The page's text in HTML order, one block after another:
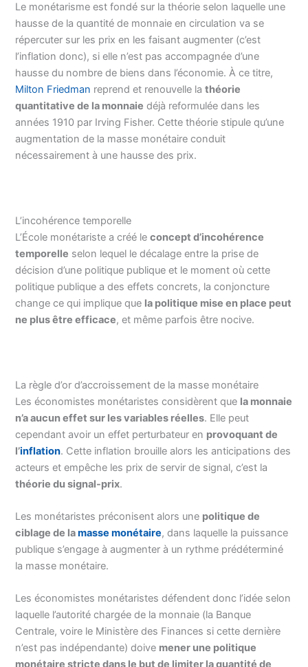
Le monétarisme est fondé sur la théorie selon laquelle une
hausse de la quantité de monnaie en circulation va se
répercuter sur les prix en les faisant augmenter (c’est
l’inflation donc), si elle n’est pas accompagnée d’une
hausse du nombre de biens dans l’économie. À ce titre,
Milton Friedman reprend et renouvelle lathéorie
quantitative de la monnaie déjà reformulée dans les
années 1910 par Irving Fisher. Cette théorie stipule qu’une
augmentation de la masse monétaire conduit
nécessairement à une hausse des prix.
L’incohérence temporelle
L’École monétariste a créé leconcept d’incohérence
temporelle selon lequel le décalage entre la prise de
décision d’une politique publique et le moment où cette
politique publique a des effets concrets, la conjoncture
change ce qui implique que la politique mise en place peut
ne plus être efficace, et même parfois être nocive.
La règle d’or d’accroissement de la masse monétaire
Les économistes monétaristes considèrent que la monnaie
n’a aucun effet sur les variables réelles. Elle peut
cependant avoir un effet perturbateur en provoquant de
l’inflation. Cette inflation brouille alors les anticipations des
acteurs et empêche les prix de servir de signal, c’est la
théorie du signal-prix.
Les monétaristes préconisent alors une politique de
ciblage de lamasse monétaire, dans laquelle la puissance
publique s’engage à augmenter à un rythme prédéterminé
la masse monétaire.
Les économistes monétaristes défendent donc l’idée selon
laquelle l’autorité chargée de la monnaie (la Banque
Centrale, voire le Ministère des Finances si cette dernière
n’est pas indépendante) doive mener une politique
monétaire stricte dans le but de limiter la quantité de